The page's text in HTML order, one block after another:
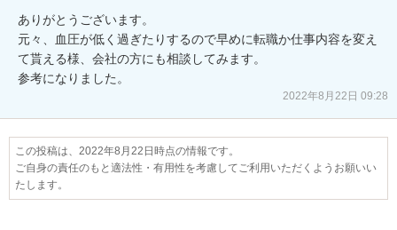
ありがとうございます。
元々、血圧が低く過ぎたりするので早めに転職か仕事内容を変え
て貰える様、会社の方にも相談してみます。
参考になりました。
2022年8月22日 09:28
この投稿は、2022年8月22日時点の情報です。
ご自身の責任のもと適法性・有用性を考慮してご利用いただくようお願いい
たします。